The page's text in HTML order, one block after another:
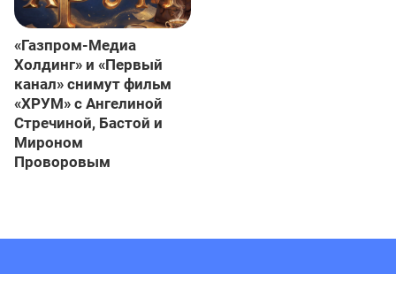
«Газпром-Медиа
Холдинг» и «Первый
канал» снимут фильм
«ХРУМ» с Ангелиной
Стречиной, Бастой и
Мироном
Проворовым